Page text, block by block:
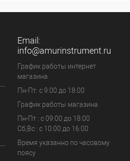
Email:
info@amurinstrument.ru
График работы интернет
магазина
Пн-Пт: с 9:00 до 18:00
График работы магазина
Пн-Пт : с 09:00 до 18:00
Сб,Вс : c 10:00 до 16:00
Время указанно по часовому
поясу